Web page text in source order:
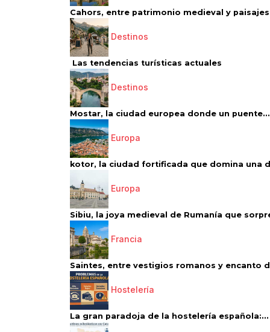
Cahors, entre patrimonio medieval y paisajes
Destinos
Las tendencias turísticas actuales
Destinos
Mostar, la ciudad europea donde un puente...
Europa
kotor, la ciudad fortificada que domina una
Europa
Sibiu, la joya medieval de Rumanía que
Francia
Saintes, entre vestigios romanos y encanto
Hostelería
La gran paradoja de la hostelería española:...